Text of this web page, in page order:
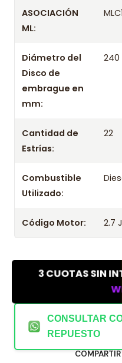
ASOCIACIÓN
ML:
Diámetro del
Disco de
embrague en
mm:
240
Cantidad de
Estrías:
22
Combustible
Utilizado:
Código Motor: 2.7
3 CUOTAS SIN
CONSULTAR
REPUESTO